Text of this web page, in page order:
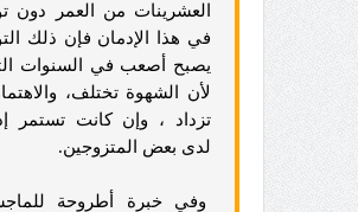
العشرينات من العمر دون
في هذا الإدمان فإن ذلك
يصبح أصعب في السنوات
لأن الشهوة تختلف،
تزداد ، وإن كانت تستمر
لدى بعض المتزوجين.
وفي خبرة أطروحة